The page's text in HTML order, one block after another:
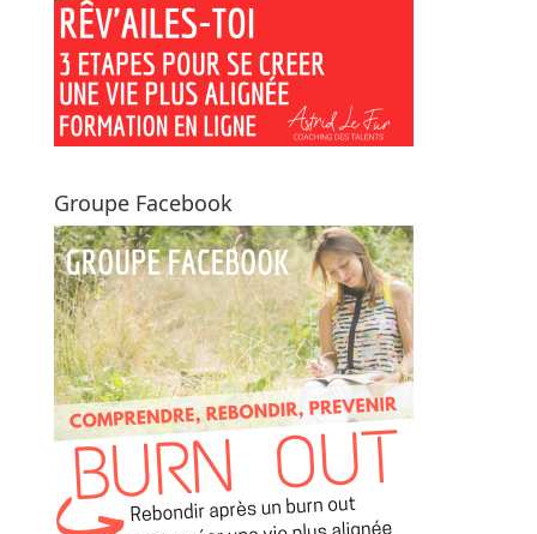
Groupe Facebook